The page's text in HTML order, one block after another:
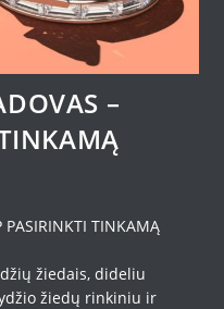
–
PASIRINKTI TINKAMĄ
žiedais, dideliu
žiedų rinkiniu ir